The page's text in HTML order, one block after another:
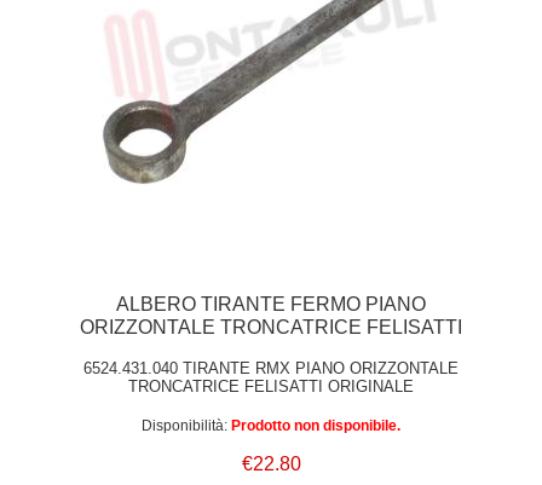
ALBERO TIRANTE FERMO PIANO
ORIZZONTALE TRONCATRICE FELISATTI
6524.431.040 TIRANTE RMX PIANO ORIZZONTALE
TRONCATRICE FELISATTI ORIGINALE
Disponibilità: Prodotto non disponibile.
€22.80